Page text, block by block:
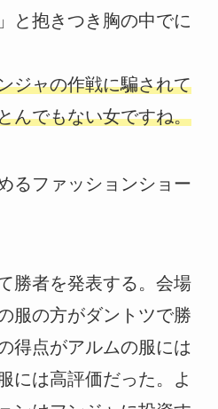
と抱きつき胸の中でに
ジャの作戦に騙されて
んでもない女ですね。
るファッションショー
勝者を発表する。会場
服の方がダントツで勝
得点がアルムの服には
には高評価だった。よ